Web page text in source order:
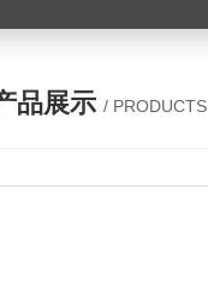
品展示 / PRODUCTS